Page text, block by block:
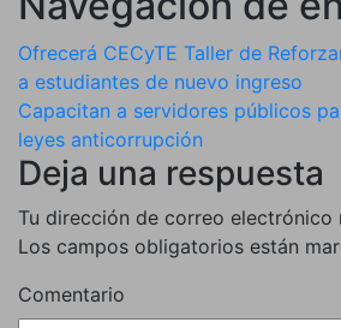
Ofrecerá CECyTE Taller de
a estudiantes de nuevo ingreso
Capacitan a servidores públicos
leyes anticorrupción
Deja una respuesta
Tu dirección de correo electrónico
Los campos obligatorios están
Comentario